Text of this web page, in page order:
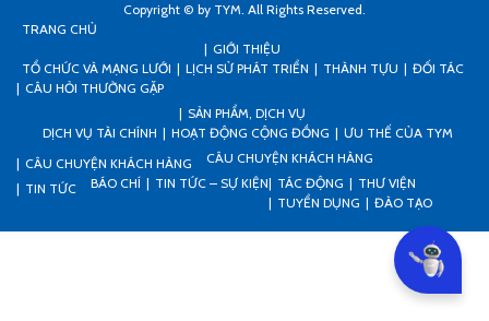
Copyright © by TYM. All Rights Reserved.
TRANG CHỦ
GIỚI THIỆU
TỔ CHỨC VÀ MẠNG LƯỚI
LỊCH SỬ PHÁT TRIỂN THÀNH TỰU
ĐỐI TÁC
CÂU HỎI THƯỜNG GẶP
SẢN PHẨM, DỊCH VỤ
DỊCH VỤ TÀI CHÍNH
HOẠT ĐỘNG CỘNG ĐỒNG
ƯU THẾ CỦA TYM
CÂU CHUYỆN KHÁCH HÀNG
CÂU CHUYỆN KHÁCH HÀNG
TIN TỨC
BÁO CHÍ TIN TỨC – SỰ KIỆN TÁC ĐỘNG
THƯ VIỆN
TUYỂN DỤNG
ĐÀO TẠO
Can I